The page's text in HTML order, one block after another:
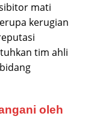
mati
kerugian
tim ahli
oleh